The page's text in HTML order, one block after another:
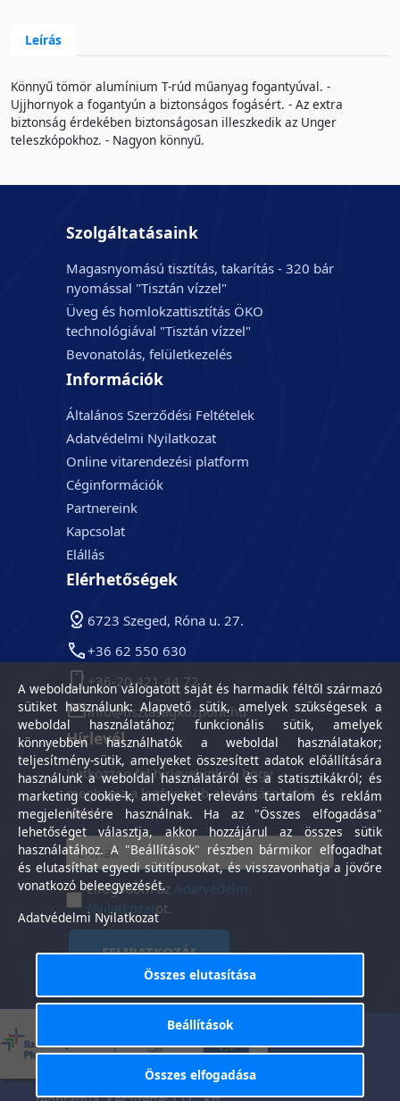
Leírás
Könnyű tömör alumínium T-rúd műanyag fogantyúval. -
Ujjhornyok a fogantyún a biztonságos fogásért. - Az extra
biztonság érdekében biztonságosan illeszkedik az Unger
teleszkópokhoz. - Nagyon könnyű.
Szolgáltatásaink
Magasnyomású tisztítás, takarítás - 320 bár
nyomással "Tisztán vízzel"
Üveg és homlokzattisztítás ÖKO
technológiával "Tisztán vízzel"
Bevonatolás, felületkezelés
Információk
Általános Szerződési Feltételek
Adatvédelmi Nyilatkozat
Online vitarendezési platform
Céginformációk
Partnereink
Kapcsolat
Elállás
Elérhetőségek
6723 Szeged, Róna u. 27.
+36 62 550 630
+36-20 421 44 72
info@tisztasagkozpont.hu
Hírlevél
Iratkozzon fel hírlevelünkre, hogy
megkapja a legfrissebb aktualitásokat és
híreket.
Elfogadom azAdatvédelmi
Nyilatkozatot.
FELIRATKOZÁS
Tisztaság Központ Kft. © 2025. Minden jog
Általános Szerződési
Feltételek
-
tájékoztató
A weboldalunkon válogatott saját és harmadik féltől származó
sütiket használunk: Alapvető sütik, amelyek szükségesek a
weboldal használatához; funkcionális sütik, amelyek
könnyebben használhatók a weboldal használatakor;
teljesítmény-sütik, amelyeket összesített adatok előállítására
használunk a weboldal használatáról és a statisztikákról; és
marketing cookie-k, amelyeket releváns tartalom és reklám
megjelenítésére használnak. Ha az "Összes elfogadása"
lehetőséget választja, akkor hozzájárul az összes sütik
használatához. A "Beállítások" részben bármikor elfogadhat
és elutasíthat egyedi sütitípusokat, és visszavonhatja a jövőre
vonatkozó beleegyezését.
Adatvédelmi Nyilatkozat
Összes elutasítása
Beállítások
Összes elfogadása